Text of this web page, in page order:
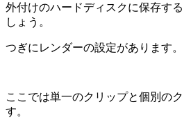
外付けのハードディスクに保存す
しょう。
つぎにレンダーの設定があります。
ここでは単一のクリップと個別の
す。